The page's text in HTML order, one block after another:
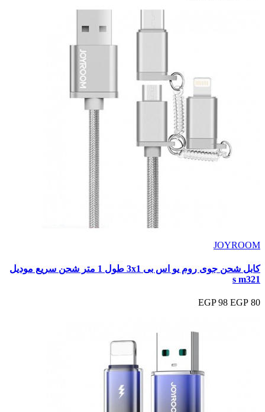
JOYROOM
كابل شحن جوى روم يو اس بى 3x1 طول 1 متر شحن سريع موديل
s m321
80 EGP
98 EGP